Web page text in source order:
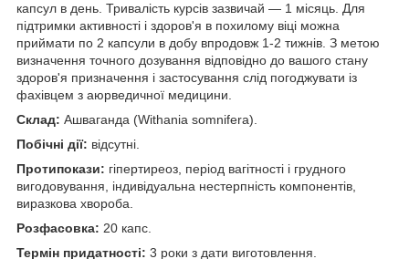
капсул в день. Тривалість курсів зазвичай — 1 місяць. Для
підтримки активності і здоров'я в похилому віці можна
приймати по 2 капсули в добу впродовж 1-2 тижнів. З метою
визначення точного дозування відповідно до вашого стану
здоров'я призначення і застосування слід погоджувати із
фахівцем з аюрведичної медицини.
Склад: Ашваганда (Withania somnifera).
Побічні дії: відсутні.
Протипокази: гіпертиреоз, період вагітності і грудного
вигодовування, індивідуальна нестерпність компонентів,
виразкова хвороба.
Розфасовка: 20 капс.
Термін придатності: 3 роки з дати виготовлення.